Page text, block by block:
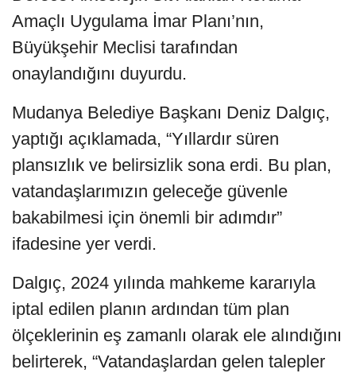
Amaçlı Uygulama İmar Planı’nın,
Büyükşehir Meclisi tarafından
onaylandığını duyurdu.
Mudanya Belediye Başkanı Deniz Dalgıç,
yaptığı açıklamada, “Yıllardır süren
plansızlık ve belirsizlik sona erdi. Bu plan,
vatandaşlarımızın geleceğe güvenle
bakabilmesi için önemli bir adımdır”
ifadesine yer verdi.
Dalgıç, 2024 yılında mahkeme kararıyla
iptal edilen planın ardından tüm plan
ölçeklerinin eş zamanlı olarak ele alındığını
belirterek, “Vatandaşlardan gelen talepler